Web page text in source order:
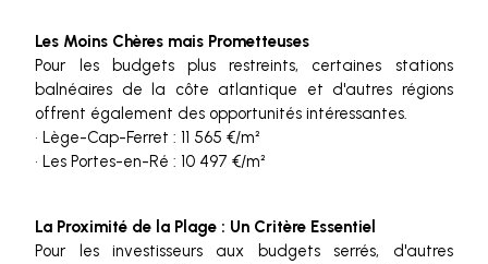
Les Moins Chères mais Prometteuses
Pour les budgets plus restreints, certaines stations
balnéaires de la côte atlantique et d'autres régions
offrent également des opportunités intéressantes.
• Lège-Cap-Ferret : 11 565 €/m²
• Les Portes-en-Ré : 10 497 €/m²
La Proximité de la Plage : Un Critère Essentiel
Pour les investisseurs aux budgets serrés, d'autres